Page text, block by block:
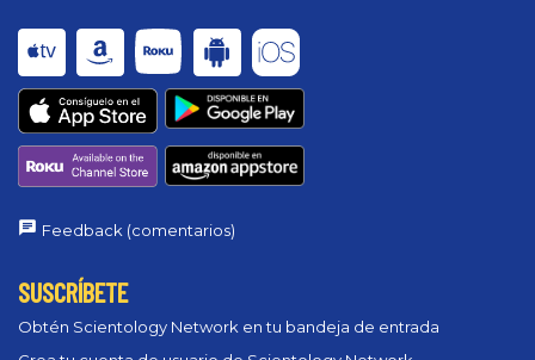
Feedback (comentarios)
SUSCRÍBETE
Obtén Scientology Network en tu bandeja de entrada